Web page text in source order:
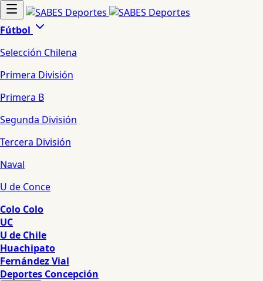
Fútbol
Selección Chilena
Primera División
Primera B
Segunda División
Tercera División
Naval
U de Conce
Colo Colo
UC
U de Chile
Huachipato
Fernández Vial
Deportes Concepción